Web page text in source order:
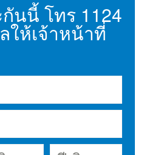
นนี้ โทร 1124
ให้เจ้าหน้าที่